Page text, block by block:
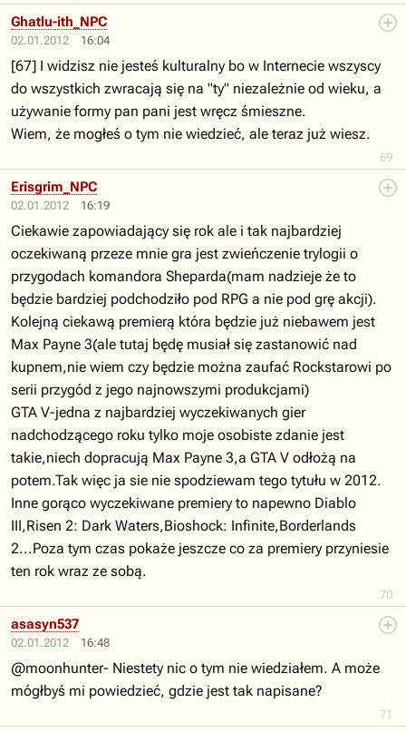
02.01.2012 16:04
69
Ghatlu-ith_NPC
[67] I widzisz nie jesteś kulturalny bo w Internecie wszyscy
do wszystkich zwracają się na "ty" niezależnie od wieku, a
używanie formy pan pani jest wręcz śmieszne.
Wiem, że mogłeś o tym nie wiedzieć, ale teraz już wiesz.
02.01.2012 16:19
70
Erisgrim_NPC
Ciekawie zapowiadający się rok ale i tak najbardziej
oczekiwaną przeze mnie gra jest zwieńczenie trylogii o
przygodach komandora Sheparda(mam nadzieje że to
będzie bardziej podchodziło pod RPG a nie pod grę akcji).
Kolejną ciekawą premierą która będzie już niebawem jest
Max Payne 3(ale tutaj będę musiał się zastanowić nad
kupnem,nie wiem czy będzie można zaufać Rockstarowi po
serii przygód z jego najnowszymi produkcjami)
GTA V-jedna z najbardziej wyczekiwanych gier
nadchodzącego roku tylko moje osobiste zdanie jest
takie,niech dopracują Max Payne 3,a GTA V odłożą na
potem.Tak więc ja sie nie spodziewam tego tytułu w 2012.
Inne gorąco wyczekiwane premiery to napewno Diablo
III,Risen 2: Dark Waters,Bioshock: Infinite,Borderlands
2...Poza tym czas pokaże jeszcze co za premiery przyniesie
ten rok wraz ze sobą.
02.01.2012 16:48
71
asasyn537
@moonhunter- Niestety nic o tym nie wiedziałem. A może
mógłbyś mi powiedzieć, gdzie jest tak napisane?